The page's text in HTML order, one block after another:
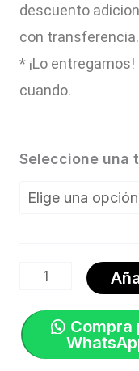
descuento
con transferencia.
* ¡Lo
cuando.
Seleccione una
Chaleco
Wind
Negro
|
Compra